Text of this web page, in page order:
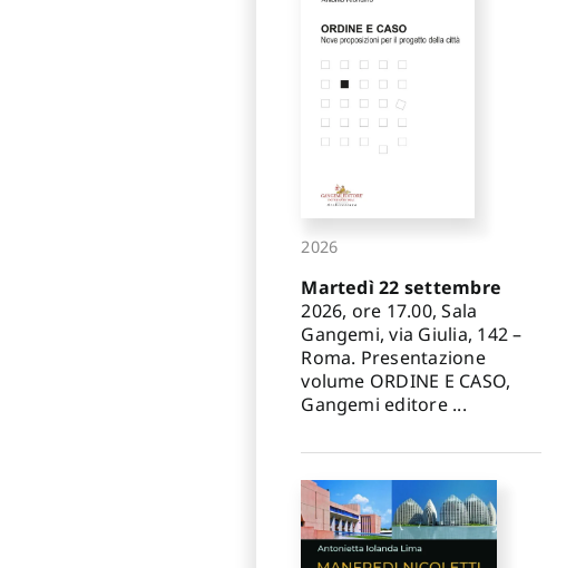
2026
Martedì 22 settembre
2026, ore 17.00, Sala
Gangemi, via Giulia, 142 –
Roma. Presentazione
volume ORDINE E CASO,
Gangemi editore ...